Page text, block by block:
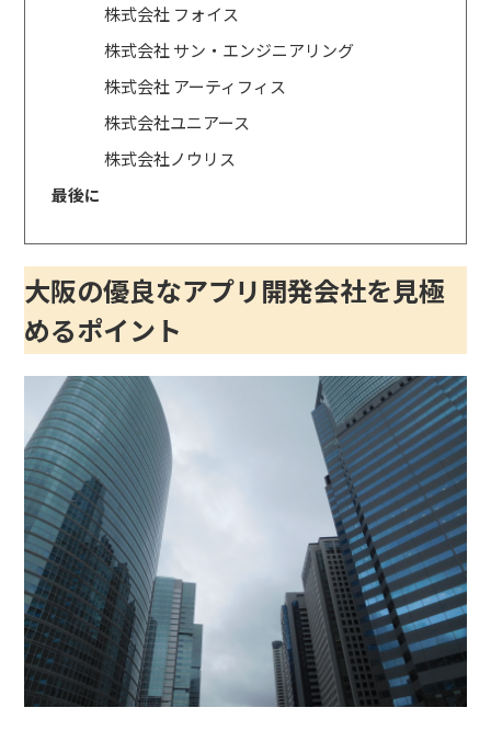
株式会社 フォイス
株式会社 サン・エンジニアリング
株式会社 アーティフィス
株式会社ユニアース
株式会社ノウリス
最後に
大阪の優良なアプリ開発会社を見極
めるポイント